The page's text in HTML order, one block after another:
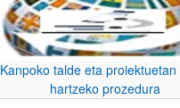
Kanpoko talde eta
hartzeko prozedura